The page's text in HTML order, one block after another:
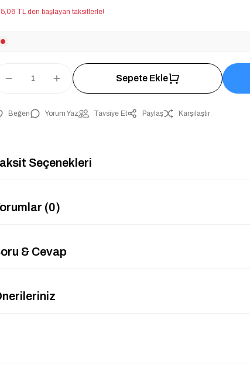
TL den başlayan taksitlerle!
Sepete Ekle
Yorum Yaz Tavsiye Et Paylaş Karşılaştır
Seçenekleri
(0)
& Cevap